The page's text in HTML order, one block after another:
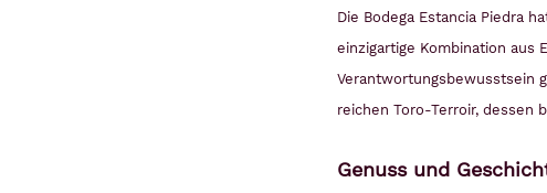
Die Bodega Estancia Piedra
einzigartige Kombination aus
Verantwortungsbewusstsein
reichen Toro-Terroir, dessen
Genuss und